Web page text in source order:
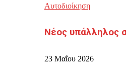
Αυτοδιοίκηση
Νέος υπάλληλος
23 Μαΐου 2026